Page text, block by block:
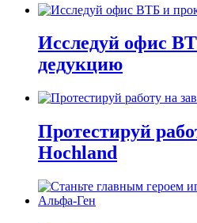
Исследуй офис
дедукцию
Протестируй
Hochland